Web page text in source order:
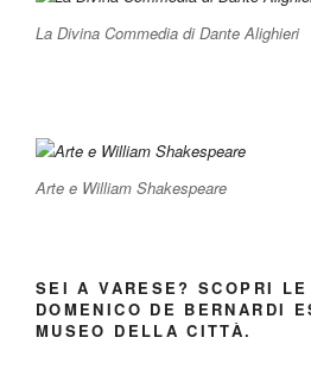
La Divina Commedia di Dante Alighieri
Arte e William Shakespeare
SEI A VARESE? SCOPRI LE
DOMENICO DE BERNARDI
MUSEO DELLA CITTÀ.